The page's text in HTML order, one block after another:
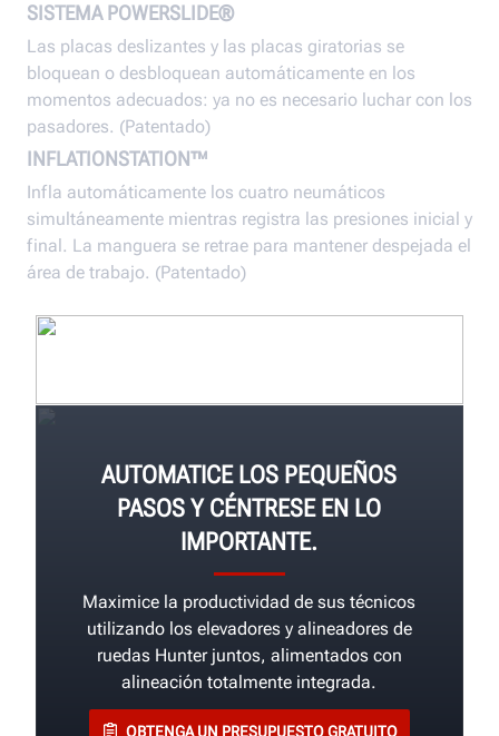
SISTEMA POWERSLIDE®
Las placas deslizantes y las placas giratorias se
bloquean o desbloquean automáticamente en los
momentos adecuados: ya no es necesario luchar con los
pasadores. (Patentado)
INFLATIONSTATION™
Infla automáticamente los cuatro neumáticos
simultáneamente mientras registra las presiones inicial y
final. La manguera se retrae para mantener despejada el
área de trabajo. (Patentado)
AUTOMATICE LOS PEQUEÑOS
PASOS Y CÉNTRESE EN LO
IMPORTANTE.
Maximice la productividad de sus técnicos
utilizando los elevadores y alineadores de
ruedas Hunter juntos, alimentados con
alineación totalmente integrada.
OBTENGA UN PRESUPUESTO GRATUITO